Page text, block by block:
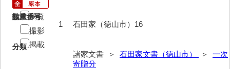
神本正律文書
請求番号
石田家（徳山市）16
分類
諸家文書 ＞ 石田家文書（徳山市） ＞ 一次
寄贈分
数量
1
閲覧
撮影
掲載